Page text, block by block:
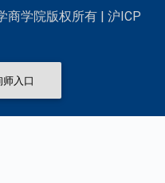
商学院版权所有 | 沪ICP
师入口